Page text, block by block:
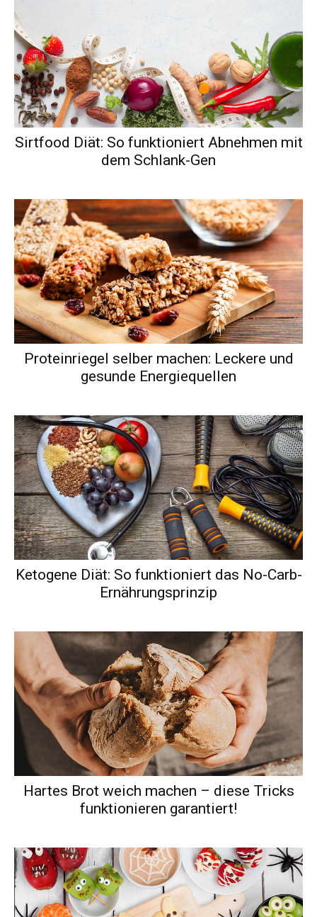
Sirtfood Diät: So funktioniert Abnehmen mit
dem Schlank-Gen
Proteinriegel selber machen: Leckere und
gesunde Energiequellen
Ketogene Diät: So funktioniert das No-Carb-
Ernährungsprinzip
Hartes Brot weich machen – diese Tricks
funktionieren garantiert!